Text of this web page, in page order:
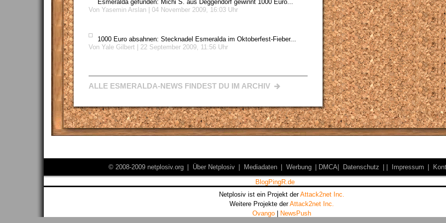
Esmeralda gefunden: Michi S. aus Deggendorf gewinnt 1000 Euro...
Von Yasemin Arslan | 04 November 2009, 16:03 Uhr
1000 Euro absahnen: Stecknadel Esmeralda im Oktoberfest-Fieber...
Von Yale Gilbert | 22 September 2009, 11:56 Uhr
ALLE ESMERALDA-NEWS FINDEST DU IM ARCHIV
© 2008-2009 netplosiv.org Über Netplosiv Mediadaten Werbung DMCA| Datenschutz Impressum
Netplosiv ist ein Projekt derAttack2net Inc.
Weitere Projekte derAttack2net Inc.
Ovango
NewsPush